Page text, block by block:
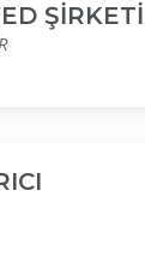
ŞİRKETİ